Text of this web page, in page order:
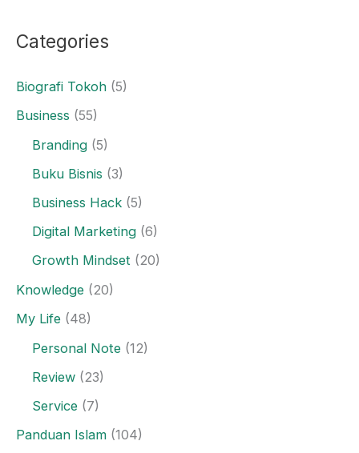
Categories
Biografi Tokoh (5)
Business (55)
Branding (5)
Buku Bisnis (3)
Business Hack (5)
Digital Marketing (6)
Growth Mindset (20)
Knowledge (20)
My Life (48)
Personal Note (12)
Review (23)
Service (7)
Panduan Islam (104)